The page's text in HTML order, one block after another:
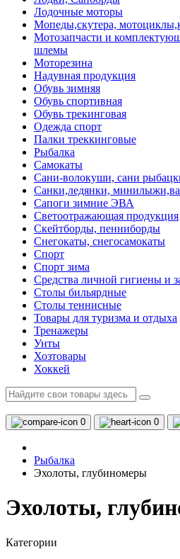
Лодочные моторы
Мопеды,скутера,
Мотозапчасти и
шлемы
Моторезина
Надувная продукция
Обувь зимняя
Обувь спортивная
Обувь трекинговая
Одежда спорт
Палки треккинговые
Рыбалка
Самокаты
Сани-волокуши, сани
Санки,ледянки,
Сапоги зимние ЭВА
Светоотражающая продукция
Скейтборды, пенниборды
Снегокаты, снегосамокаты
Спорт
Спорт зима
Средства личной гигиены и
Столы бильярдные
Столы теннисные
Товары для туризма и отдыха
Тренажеры
Унты
Хозтовары
Хоккей
0 0
Рыбалка
Эхолоты, глубиномеры
Эхолоты,
Категории